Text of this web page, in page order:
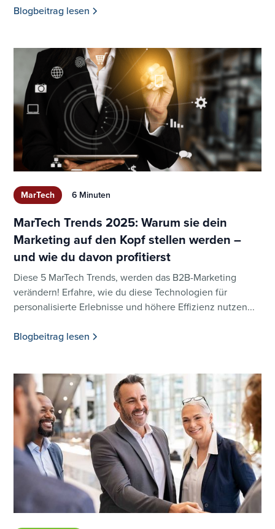
Blogbeitrag lesen
MarTech 6 Minuten
MarTech Trends 2025: Warum sie dein
Marketing auf den Kopf stellen werden –
und wie du davon profitierst
Diese 5 MarTech Trends, werden das B2B-Marketing
verändern! Erfahre, wie du diese Technologien für
personalisierte Erlebnisse und höhere Effizienz nutzen...
Blogbeitrag lesen